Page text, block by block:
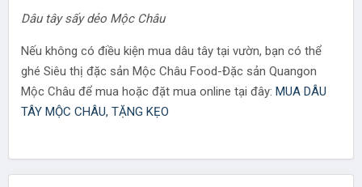
Dâu tây sấy dẻo Mộc Châu
Nếu không có điều kiện mua dâu tây tại vườn, bạn có thể
ghé Siêu thị đặc sản Mộc Châu Food-Đặc sản Quangon
Mộc Châu để mua hoặc đặt mua online tại đây: MUA DÂU
TÂY MỘC CHÂU, TẶNG KẸO